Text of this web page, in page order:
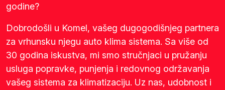
godine?
Dobrodošli u Komel, vašeg dugogodišnjeg partnera
za vrhunsku njegu auto klima sistema. Sa više od
30 godina iskustva, mi smo stručnjaci u pružanju
usluga popravke, punjenja i redovnog održavanja
vašeg sistema za klimatizaciju. Uz nas, udobnost i